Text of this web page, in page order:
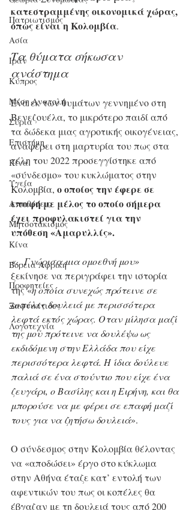
Πατριωτισμός
Ασία
Ιράν
Κύπρος
Μέση Ανατολή
Σύρια
Επιστήμη
Kίνα
Υγεία
Aντιθέσεις
Μητσοτακισμός
Κίνα
Βόρεια Αφρική
Προφητείες
Ξαφνικίτιδες
Λογοτεχνία
κατεστραμμένης οικονομικά χώρας,
όπως είναι η Κολομβία.
Τα θύματα σήκωσαν
ανάστημα
Ενα εκ των θυμάτων γεννημένο στη
Βενεζουέλα, το μικρότερο παιδί από
τα δώδεκα μιας αγροτικής οικογένειας,
αναφέρει στη μαρτυρία του πως στα
τέλη του 2022 προσεγγίστηκε από
«σύνδεσμο» του κυκλώματος στην
Κολομβία, ο οποίος την έφερε σε
επαφή με μέλος το οποίο σήμερα
έχει προφυλακιστεί για την
υπόθεση «Αμαρυλλίς».
«…Γνώρισα μια ομοεθνή μου»
ξεκίνησε να περιγράφει την ιστορία
της «η οποία συνεχώς πρότεινε σε
κοπέλες δουλειά με περισσότερα
λεφτά εκτός χώρας. Οταν μίλησα μαζί
της μου πρότεινε να δουλέψω ως
εκδιδόμενη στην Ελλάδα που είχε
περισσότερα λεφτά. Η ίδια δούλευε
παλιά σε ένα στούντιο που είχε ένα
ζευγάρι, ο Βασίλης και η Ειρήνη, και θα
μπορούσε να με φέρει σε επαφή μαζί
τους για να ζητήσω δουλειά».
Ο σύνδεσμος στην Κολομβία θέλοντας
να «αποδώσει» έργο στο κύκλωμα
στην Αθήνα έταζε κατ’ εντολή των
αφεντικών του πως οι κοπέλες θα
έβγαζαν με τη δουλειά τους από 200